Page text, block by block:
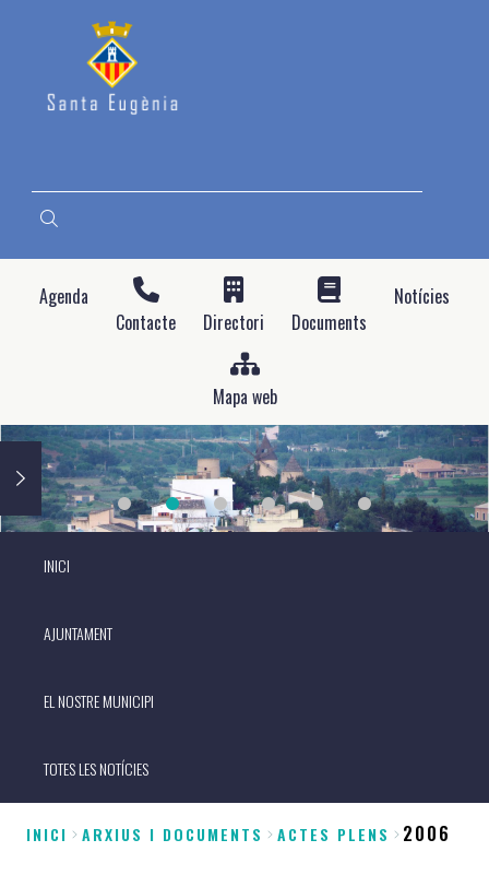
Agenda
Contacte
Directori Documents
Notícies
Mapa web
INICI
AJUNTAMENT
EL NOSTRE MUNICIPI
TOTES LES NOTÍCIES
INICI ARXIUS I DOCUMENTS ACTES PLENS 2006